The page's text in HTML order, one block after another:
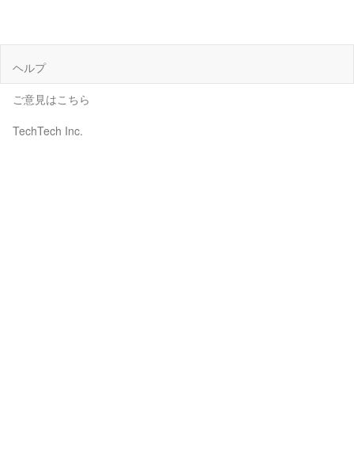
ヘルプ
ご意見はこちら
TechTech Inc.